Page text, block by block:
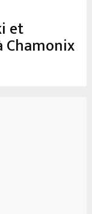
et
Chamonix
Blanc